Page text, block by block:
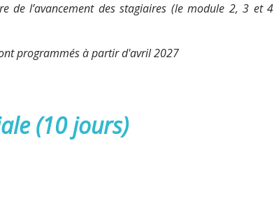
de l’avancement des stagiaires (le module 2, 3 et 4
programmés à partir d'avril 2027
(10 jours)